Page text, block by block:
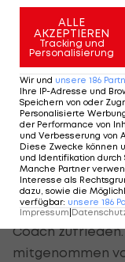
Cheftrainer
viel auf die
ÖSV-
anstehenden
Erwartungen.
"Das Niveau
rüberbringen,
Abschneiden in
Samstag gab
Coach
mitgenommen
ALLE
AKZEPTIEREN
Tracking und
Personalisierung
Wir und unsere 186
Ihre IP-Adresse und
Speichern von oder
Personalisierte
der Performance von
und Verbesserung von
Diese Zwecke können
und Identifikation durch
Manche Partner
Interesse als
dazu, sowie die
verfügbar: unsere 186
Impressum